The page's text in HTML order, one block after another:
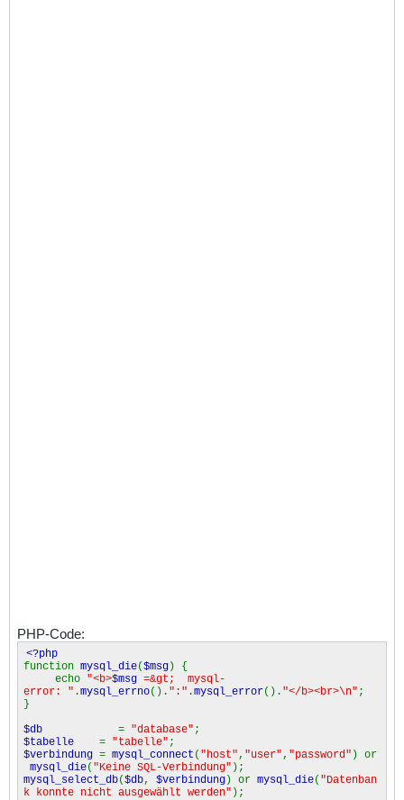
PHP-Code:
<?php
function mysql_die($msg) {
echo "<b>$msg =&gt; mysql-
error: " .mysql_errno(). ":" .mysql_error(). "</b><br>\n" ;
}
$db = "database" ;
$tabelle = "tabelle" ;
$verbindung = mysql_connect ( "host" , "user" , "password" ) or
mysql_die( "Keine SQL-Verbindung" );
mysql_select_db($db, $verbindung) or mysql_die( "Datenban
k konnte nicht ausgewählt werden" );